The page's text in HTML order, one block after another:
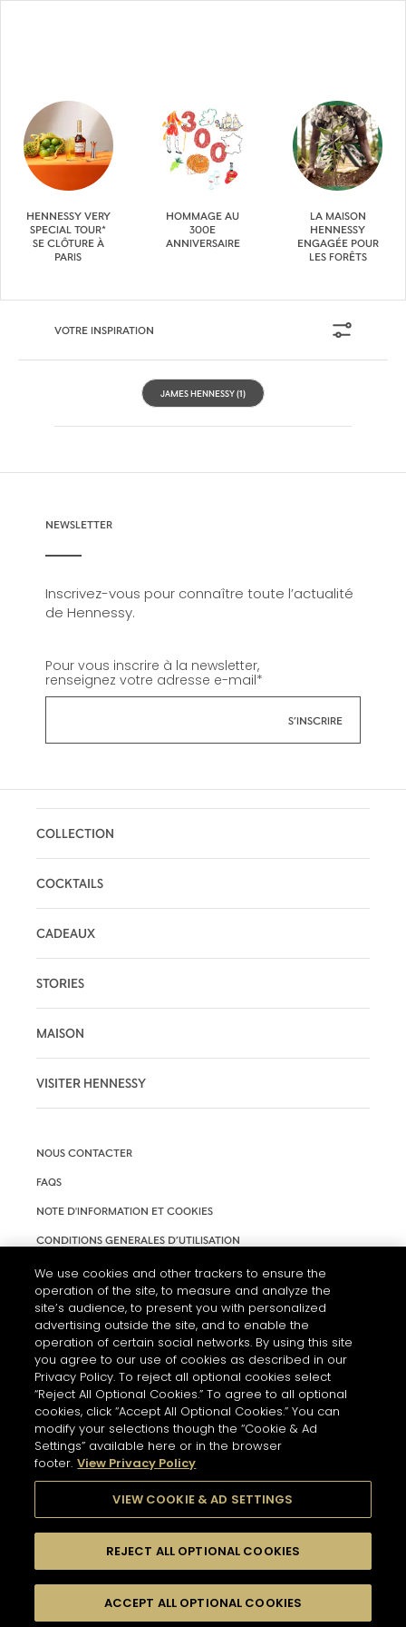
HENNESSY VERY
SPECIAL TOUR*
SE CLÔTURE À
PARIS
HOMMAGE AU
300E
ANNIVERSAIRE
LA MAISON
HENNESSY
ENGAGÉE POUR
LES FORÊTS
VOTRE INSPIRATION
JAMES HENNESSY(1)
NEWSLETTER
Inscrivez-vous pour connaître toute l’actualité
de Hennessy.
Pour vous inscrire à la newsletter,
renseignez votre adresse e-mail*
COLLECTION
COCKTAILS
CADEAUX
STORIES
MAISON
VISITER HENNESSY
NOUS CONTACTER
FAQS
NOTE D'INFORMATION ET COOKIES
CONDITIONS GENERALES D’UTILISATION
ACCESSIBILITÉ
PARAMÈTRES DES COOKIES
CONSOMMER AVEC MODÉRATION.
© 2026 HENNESSY
We use cookies and other trackers to ensure the
operation of the site, to measure and analyze the
site’s audience, to present you with personalized
advertising outside the site, and to enable the
operation of certain social networks. By using this site
you agree to our use of cookies as described in our
Privacy Policy. To reject all optional cookies select
“Reject All Optional Cookies.” To agree to all optional
cookies, click “Accept All Optional Cookies.” You can
modify your selections though the “Cookie & Ad
Settings” available here or in the browser
footer. View Privacy Policy
VIEW COOKIE & AD SETTINGS
REJECT ALL OPTIONAL COOKIES
ACCEPT ALL OPTIONAL COOKIES